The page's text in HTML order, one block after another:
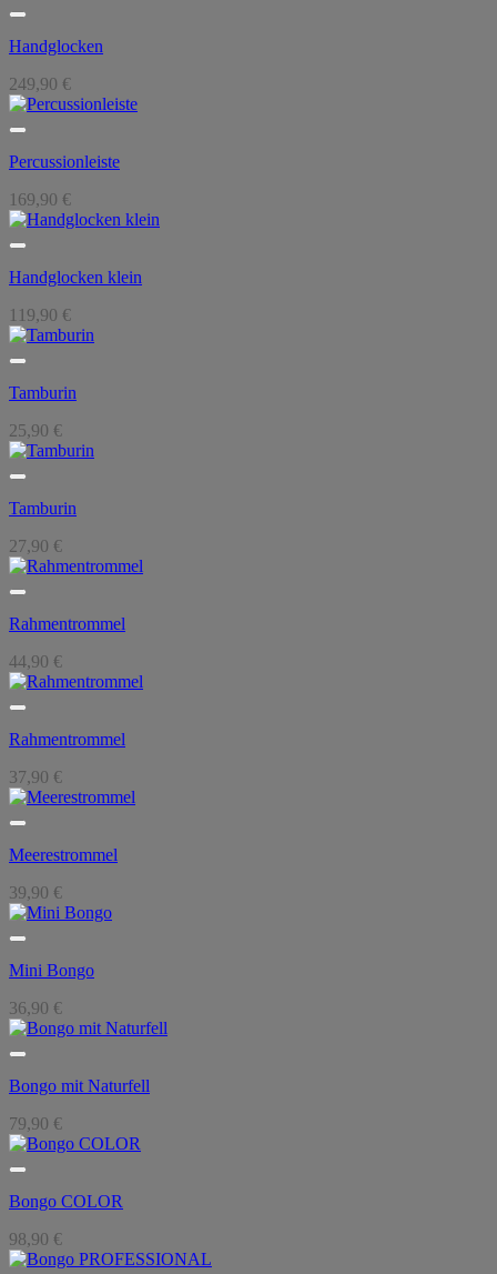
Handglocken
249,90 €
Percussionleiste
169,90 €
Handglocken klein
119,90 €
Tamburin
25,90 €
Tamburin
27,90 €
Rahmentrommel
44,90 €
Rahmentrommel
37,90 €
Meerestrommel
39,90 €
Mini Bongo
36,90 €
Bongo mit Naturfell
79,90 €
Bongo COLOR
98,90 €